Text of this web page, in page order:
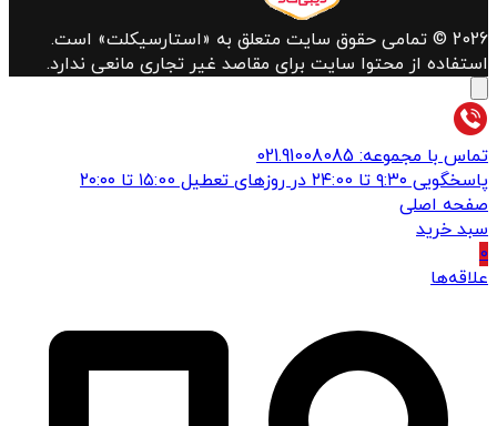
2026 © تمامی حقوق سایت متعلق به «استارسیکلت» است.
استفاده از محتوا سایت برای مقاصد غیر تجاری مانعی ندارد.
تماس با مجموعه: 021.91008085
پاسخگویی ۹:۳۰ تا ۲۴:00 در روزهای تعطیل ۱۵:00 تا ۲۰:۰۰
صفحه اصلی
سبد خرید
0
علاقه‌ها